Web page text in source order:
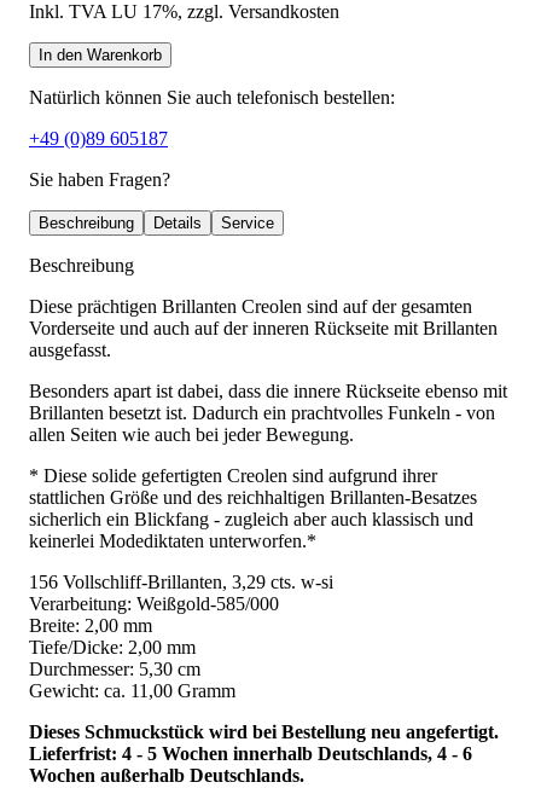
Inkl. TVA LU 17%, zzgl. Versandkosten
In den Warenkorb
Natürlich können Sie auch telefonisch bestellen:
+49 (0)89 605187
Sie haben Fragen?
Beschreibung Details Service
Beschreibung
Diese prächtigen Brillanten Creolen sind auf der gesamten
Vorderseite und auch auf der inneren Rückseite mit Brillanten
ausgefasst.
Besonders apart ist dabei, dass die innere Rückseite ebenso mit
Brillanten besetzt ist. Dadurch ein prachtvolles Funkeln - von
allen Seiten wie auch bei jeder Bewegung.
* Diese solide gefertigten Creolen sind aufgrund ihrer
stattlichen Größe und des reichhaltigen Brillanten-Besatzes
sicherlich ein Blickfang - zugleich aber auch klassisch und
keinerlei Modediktaten unterworfen.*
156 Vollschliff-Brillanten, 3,29 cts. w-si
Verarbeitung: Weißgold-585/000
Breite: 2,00 mm
Tiefe/Dicke: 2,00 mm
Durchmesser: 5,30 cm
Gewicht: ca. 11,00 Gramm
Dieses Schmuckstück wird bei Bestellung neu angefertigt.
Lieferfrist: 4 - 5 Wochen innerhalb Deutschlands, 4 - 6
Wochen außerhalb Deutschlands.